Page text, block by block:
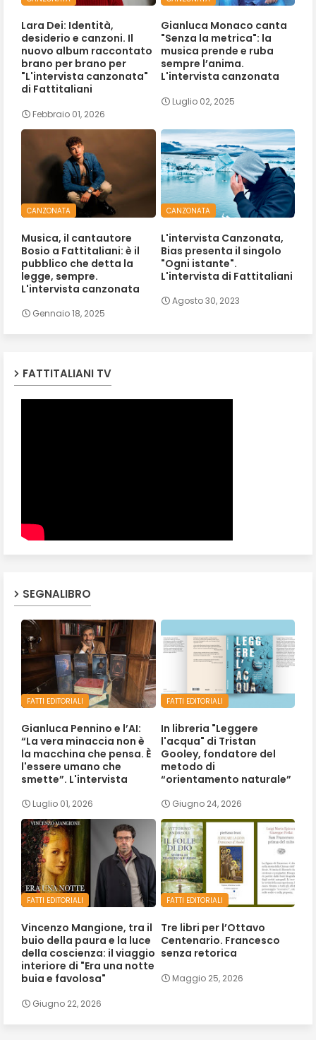
Lara Dei: Identità,
desiderio e canzoni. Il
nuovo album raccontato
brano per brano per
"L'intervista canzonata"
di Fattitaliani
Febbraio 01, 2026
Gianluca Monaco canta
"Senza la metrica": la
musica prende e ruba
sempre l’anima.
L'intervista canzonata
Luglio 02, 2025
CANZONATA
Musica, il cantautore
Bosio a Fattitaliani: è il
pubblico che detta la
legge, sempre.
L'intervista canzonata
Gennaio 18, 2025
CANZONATA
L'intervista Canzonata,
Bias presenta il singolo
"Ogni istante".
L'intervista di Fattitaliani
Agosto 30, 2023
FATTITALIANI TV
SEGNALIBRO
FATTI EDITORIALI
Gianluca Pennino e l’AI:
“La vera minaccia non è
la macchina che pensa. È
l'essere umano che
smette”. L'intervista
Luglio 01, 2026
FATTI EDITORIALI
In libreria "Leggere
l'acqua" di Tristan
Gooley, fondatore del
metodo di
“orientamento naturale”
Giugno 24, 2026
FATTI EDITORIALI
Vincenzo Mangione, tra il
buio della paura e la luce
della coscienza: il viaggio
interiore di "Era una notte
buia e favolosa"
Giugno 22, 2026
FATTI EDITORIALI
Tre libri per l’Ottavo
Centenario. Francesco
senza retorica
Maggio 25, 2026